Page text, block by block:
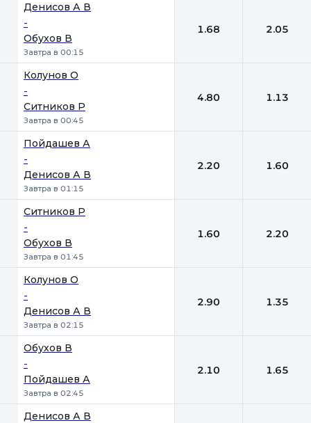
Денисов А В
-
Обухов В
Завтра в 00:15
1.68 2.05
Колунов О
-
Ситников Р
Завтра в 00:45
4.80 1.13
Пойдашев А
-
Денисов А В
Завтра в 01:15
2.20 1.60
Ситников Р
-
Обухов В
Завтра в 01:45
1.60 2.20
Колунов О
-
Денисов А В
Завтра в 02:15
2.90 1.35
Обухов В
-
Пойдашев А
Завтра в 02:45
2.10 1.65
Денисов А В